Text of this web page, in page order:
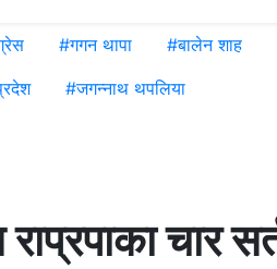
#गगन थापा #बालेन शाह
#जगन्नाथ थपलिया
चार